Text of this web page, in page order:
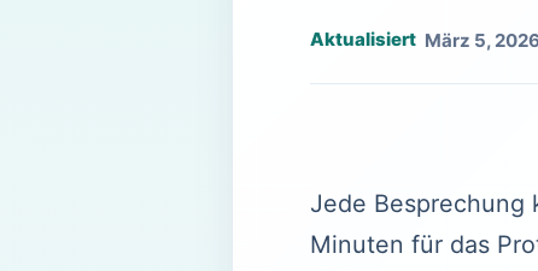
März 5, 2026
Jede Besprechung
Minuten für das